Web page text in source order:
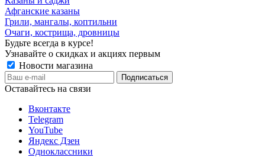
Афганские казаны
Грили, мангалы, коптильни
Очаги, кострища, дровницы
Будьте всегда в курсе!
Узнавайте о скидках и акциях первым
Новости магазина
Оставайтесь на связи
Вконтакте
Telegram
YouTube
Яндекс Дзен
Одноклассники